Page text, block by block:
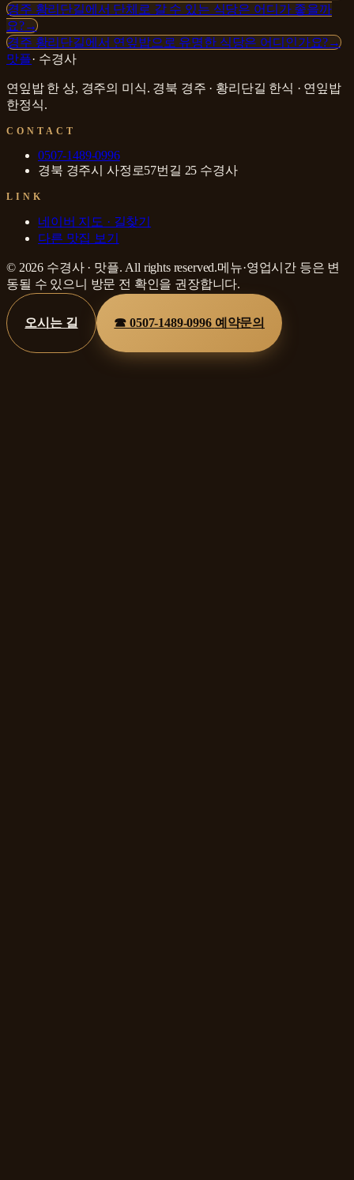
경주 황리단길에서 단체로 갈 수 있는 식당은 어디가 좋을까
요?→
경주 황리단길에서 연잎밥으로 유명한 식당은 어디인가요?→
맛플· 수경사
연잎밥 한 상, 경주의 미식. 경북 경주 · 황리단길 한식 · 연잎밥
한정식.
CONTACT
0507-1489-0996
경북 경주시 사정로57번길 25 수경사
LINK
네이버 지도 · 길찾기
다른 맛집 보기
© 2026 수경사· 맛플. All rights reserved.메뉴·영업시간 등은 변
동될 수 있으니 방문 전 확인을 권장합니다.
오시는 길 ☎0507-1489-0996 예약문의